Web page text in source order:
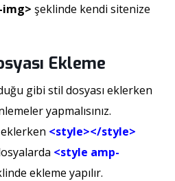
img> şeklinde kendi sitenize
Ekleme
gibi stil dosyası eklerken
yapmalısınız.
<style></style>
<style amp-
ekleme yapılır.